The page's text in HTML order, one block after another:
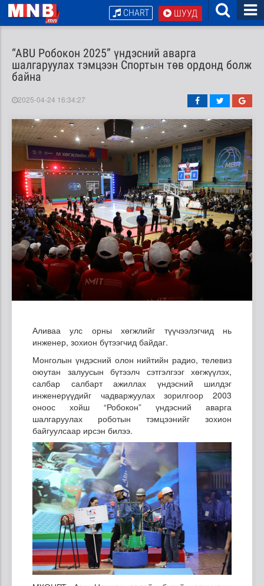
ШУУД
CHART
“ABU Робокон 2025” үндэсний аварга
шалгаруулах тэмцээн Спортын төв ордонд болж
байна
2025-04-24 16:34:27
Аливаа улс орны хөгжлийг түүчээлэгчид нь
инженер, зохион бүтээгчид байдаг.
Монголын үндэсний олон нийтийн радио, телевиз
оюутан залуусын бүтээлч сэтгэлгээг хөгжүүлэх,
салбар салбарт ажиллах үндэсний шилдэг
инженерүүдийг чадваржуулах зорилгоор 2003
оноос хойш “Робокон” үндэсний аварга
шалгаруулах роботын тэмцээнийг зохион
байгуулсаар ирсэн билээ.